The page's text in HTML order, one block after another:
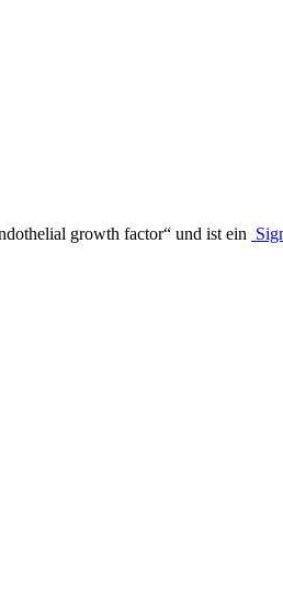
growth factor“ und ist ein